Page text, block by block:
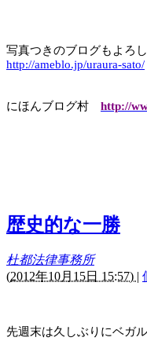
写真つきのブログもよろ
http://ameblo.jp/uraura-sato/
にほんブログ村 http://
歴史的な一勝
杜都法律事務所
(2012年10月15日 15:57) |
先週末は久しぶりにベガ